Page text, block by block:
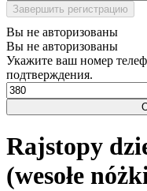
Завершить регистрацию
Вы не авторизованы
Вы не авторизованы
Укажите ваш номер
подтверждения.
Rajstopy
(wesołe